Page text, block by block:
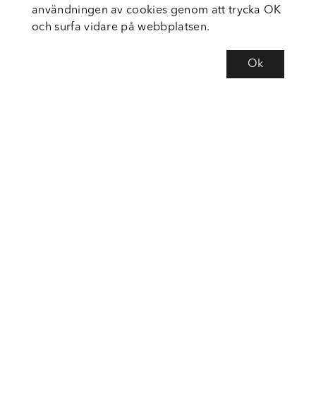
användningen av cookies genom att trycka OK
och surfa vidare på webbplatsen.
Ok